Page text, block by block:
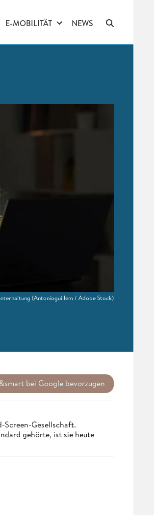
E-MOBILITÄT NEWS
(Antonioguillem / Adobe Stock)
bei Google bevorzugen
Screen-Gesellschaft.
gehörte, ist sie heute